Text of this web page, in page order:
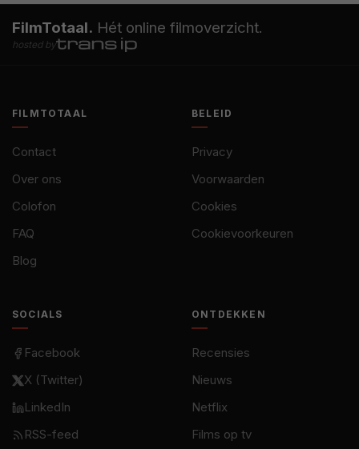
FilmTotaal. Hét online filmoverzicht.
hosted by
FILMTOTAAL
Contact
Over ons
Colofon
FAQ
Blog
BELEID
Privacy
Voorwaarden
Cookies
Cookievoorkeuren
SOCIALS
Facebook
X (Twitter)
LinkedIn
RSS-feed
ONTDEKKEN
Recensies
Nieuws
Netflix
Films op tv